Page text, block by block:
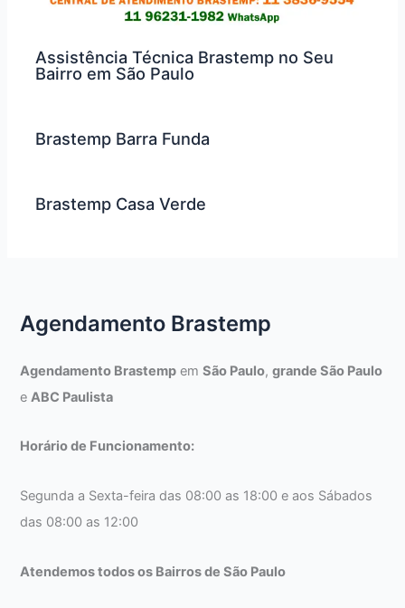
Assistência Técnica Brastemp no Seu
Bairro em São Paulo
Brastemp Barra Funda
Brastemp Casa Verde
Agendamento Brastemp
Agendamento Brastemp emSão Paulo,grande São Paulo
eABC Paulista
Horário de Funcionamento:
Segunda a Sexta-feira das 08:00 as 18:00 e aos Sábados
das 08:00 as 12:00
Atendemos todos os Bairros de São Paulo